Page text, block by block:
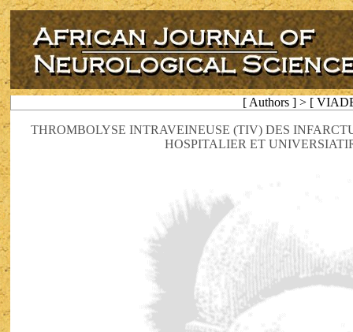
[ Authors ] > [
THROMBOLYSE INTRAVEINEUSE (TIV) DES
HOSPITALIER ET